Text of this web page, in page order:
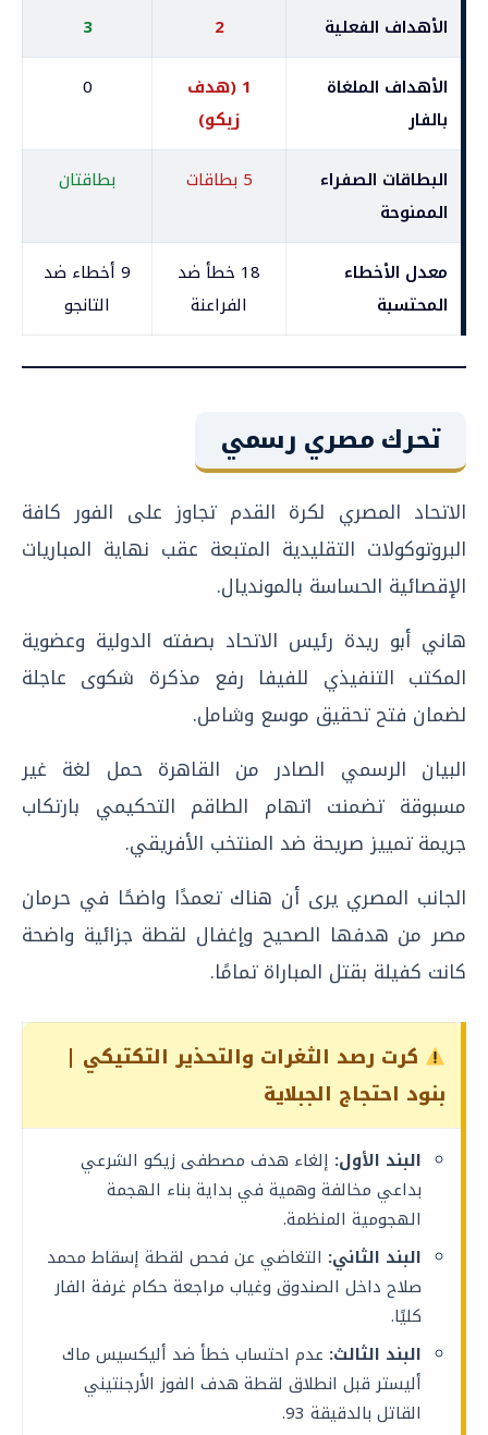
الأهداف الفعلية 2
3
الأهداف الملغاة
بالفار
1 (هدف
زيكو)
0
البطاقات الصفراء
الممنوحة
5 بطاقات بطاقتان
معدل الأخطاء
المحتسبة
18 خطأ ضد
الفراعنة
9 أخطاء ضد
التانجو
تحرك مصري رسمي
الاتحاد المصري لكرة القدم تجاوز على الفور كافة
البروتوكولات التقليدية المتبعة عقب نهاية المباريات
الإقصائية الحساسة بالمونديال.
هاني أبو ريدة رئيس الاتحاد بصفته الدولية وعضوية
المكتب التنفيذي للفيفا رفع مذكرة شكوى عاجلة
لضمان فتح تحقيق موسع وشامل.
البيان الرسمي الصادر من القاهرة حمل لغة غير
مسبوقة تضمنت اتهام الطاقم التحكيمي بارتكاب
جريمة تمييز صريحة ضد المنتخب الأفريقي.
الجانب المصري يرى أن هناك تعمدًا واضحًا في حرمان
مصر من هدفها الصحيح وإغفال لقطة جزائية واضحة
كانت كفيلة بقتل المباراة تمامًا.
كرت رصد الثغرات والتحذير التكتيكي |
بنود احتجاج الجبلاية
البند الأول: إلغاء هدف مصطفى زيكو الشرعي
بداعي مخالفة وهمية في بداية بناء الهجمة
الهجومية المنظمة.
البند الثاني: التغاضي عن فحص لقطة إسقاط محمد
صلاح داخل الصندوق وغياب مراجعة حكام غرفة الفار
كليًا.
البند الثالث: عدم احتساب خطأ ضد أليكسيس ماك
أليستر قبل انطلاق لقطة هدف الفوز الأرجنتيني
القاتل بالدقيقة 93.